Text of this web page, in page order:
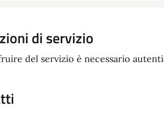
di servizio
del servizio è necessario